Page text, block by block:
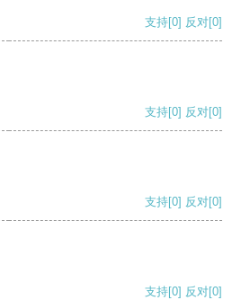
支持[0] 反对[0]
支持[0] 反对[0]
支持[0] 反对[0]
支持[0] 反对[0]